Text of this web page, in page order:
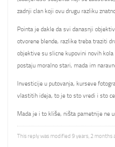
zadnji clan koji ovu drugu razliku
Pointa je dakle da svi danasnji
otvorene blende, razlike treba traziti
objektive su slicne kupovini novih
postaju moralno stari, mada im
Investicije u putovanja, kurseve
vlastitih ideja, to je to sto vredi i sto
Mada je i to kliše, ništa pametnije ne
This reply was modified 9 years, 2 months